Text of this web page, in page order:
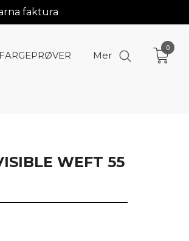
faktura
FARGEPRØVER Mer
0
WEFT 55